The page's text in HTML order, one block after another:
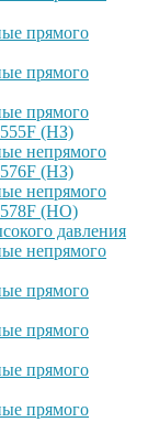
прямого
прямого
прямого
(НЗ)
непрямого
(НЗ)
непрямого
(НО)
давления
непрямого
прямого
прямого
прямого
прямого